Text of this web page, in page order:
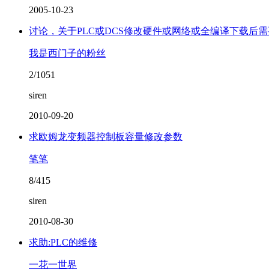
2005-10-23
讨论，关于PLC或DCS修改硬件或网络或全编译下载后
我是西门子的粉丝
2/1051
siren
2010-09-20
求欧姆龙变频器控制板容量修改参数
笔笔
8/415
siren
2010-08-30
求助:PLC的维修
一花一世界